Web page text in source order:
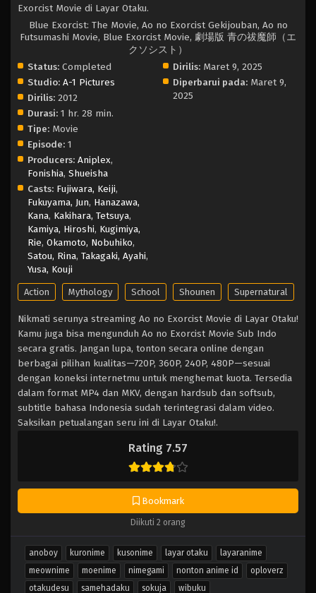
Rating 7.57
Bookmark
Diikuti 2 orang
Exorcist Movie di Layar Otaku.
Blue Exorcist: The Movie, Ao no Exorcist Gekijouban, Ao no
Futsumashi Movie, Blue Exorcist Movie, 劇場版 青の祓魔師（エ
クソシスト）
Status: Completed
Studio: A-1 Pictures
Dirilis: 2012
Durasi: 1 hr. 28 min.
Tipe: Movie
Episode: 1
Producers: Aniplex,
Fonishia, Shueisha
Casts: Fujiwara, Keiji,
Fukuyama, Jun, Hanazawa,
Kana, Kakihara, Tetsuya,
Kamiya, Hiroshi, Kugimiya,
Rie, Okamoto, Nobuhiko,
Satou, Rina, Takagaki, Ayahi,
Yusa, Kouji
Dirilis: Maret 9, 2025
Diperbarui pada: Maret 9,
2025
Action Mythology School Shounen Supernatural
Nikmati serunya streaming Ao no Exorcist Movie di Layar Otaku!
Kamu juga bisa mengunduh Ao no Exorcist Movie Sub Indo
secara gratis. Jangan lupa, tonton secara online dengan
berbagai pilihan kualitas—720P, 360P, 240P, 480P—sesuai
dengan koneksi internetmu untuk menghemat kuota. Tersedia
dalam format MP4 dan MKV, dengan hardsub dan softsub,
subtitle bahasa Indonesia sudah terintegrasi dalam video.
Saksikan petualangan seru ini di Layar Otaku!.
anoboy kuronime kusonime layar otaku
layaranime
meownime
moenime nimegami nonton anime id
oploverz
otakudesu
samehadaku sokuja wibuku